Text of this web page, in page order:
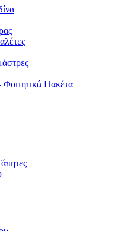
Φοιτητικά Πακέτα